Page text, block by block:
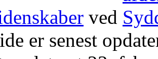
ved
er senest